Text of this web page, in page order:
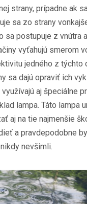
strany, prípadne ak
sa zo strany
sa postupuje z vnútra
vyťahujú smerom
jedného z týchto
sa dajú opraviť ich
aj špeciálne
lampa. Táto lampa
aj na tie najmenšie
a pravdepodobne
nevšimli.